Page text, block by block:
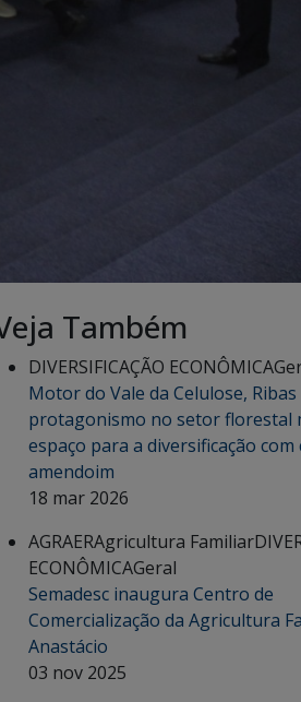
Também
DIVERSIFICAÇÃO ECONÔMICA
Motor do Vale da Celulose,
protagonismo no setor florestal
espaço para a diversificação com
amendoim
18 mar 2026
AGRAERAgricultura Familiar
ECONÔMICAGeral
Semadesc inaugura Centro de
Comercialização da Agricultura
Anastácio
03 nov 2025